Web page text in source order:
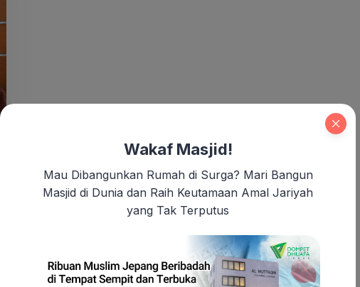
Wakaf Masjid!
Mau Dibangunkan Rumah di Surga? Mari Bangun
Masjid di Dunia dan Raih Keutamaan Amal Jariyah
yang Tak Terputus